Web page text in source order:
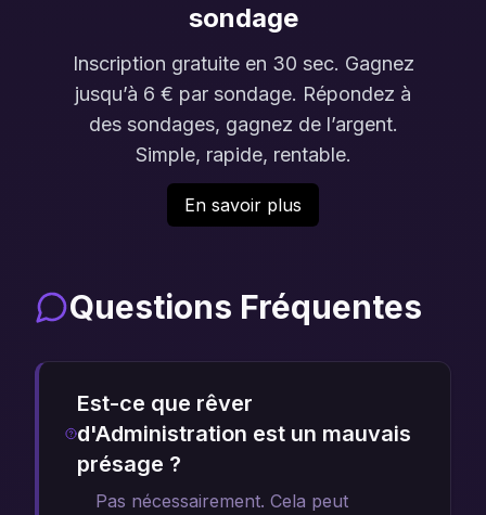
sondage
Inscription gratuite en 30 sec. Gagnez
jusqu’à 6 € par sondage. Répondez à
des sondages, gagnez de l’argent.
Simple, rapide, rentable.
En savoir plus
Questions Fréquentes
Est-ce que rêver
d'Administration est un mauvais
présage ?
Pas nécessairement. Cela peut